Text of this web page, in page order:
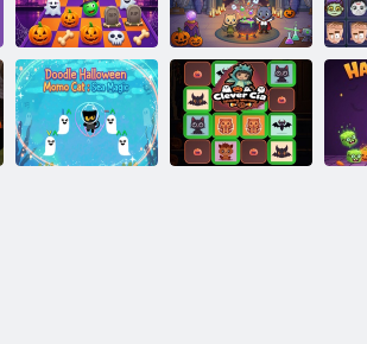
Ķirbju spokos
Yasa Pets
Helovīns